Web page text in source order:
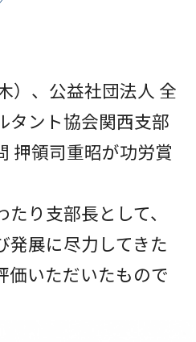
）、公益社団法人 全
タント協会関西支部
押領司重昭が功労賞
り支部長として、
発展に尽力してきた
価いただいたもので